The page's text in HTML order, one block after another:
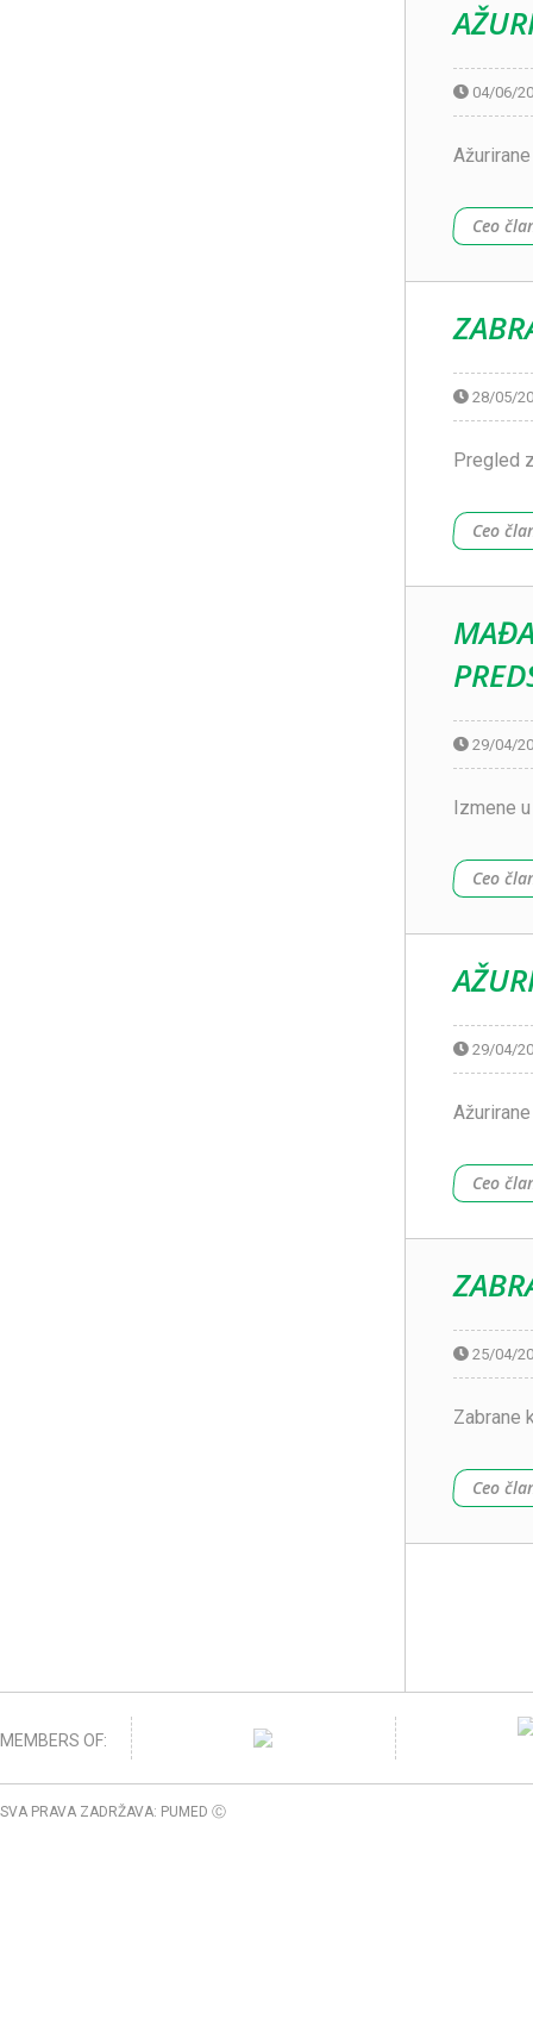
04/06/
Ceo
28/05/
Pregled
Ceo
29/04/
Izmene
Ceo
29/04/
Ceo
25/04/
Zabrane
Ceo
MEMBERS OF:
SVA PRAVA ZADRŽAVA: PUMED Ⓒ